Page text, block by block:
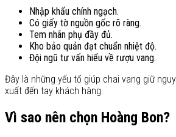
Nhập khẩu chính ngạch.
Có giấy tờ nguồn gốc rõ ràng.
Tem nhãn phụ đầy đủ.
Kho bảo quản đạt chuẩn nhiệt độ.
Đội ngũ tư vấn hiểu về rượu vang.
Đây là những yếu tố giúp chai vang giữ
xuất đến tay khách hàng.
Vì sao nên chọn Hoàng Bon?